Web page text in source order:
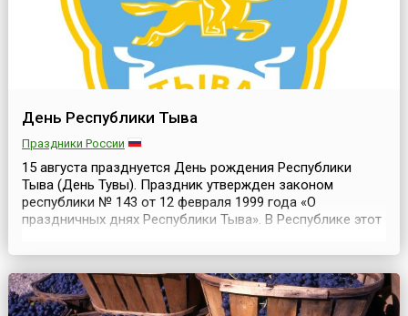
День Республики Тыва
Праздники России
15 августа празднуется День рождения Республики
Тыва (День Тувы). Праздник утвержден законом
республики № 143 от 12 февраля 1999 года «О
праздничных днях Республики Тыва». В Республике этот
торжественными и спортивными мероприятиями. Сразу
скажем о происхождении двойного названия
республики. Тыва — этническое самоназвание коренных
жителей (тувинце...